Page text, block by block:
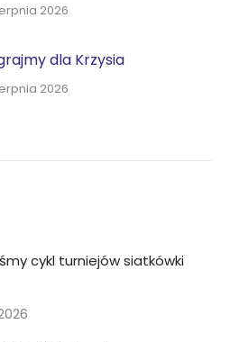
2026
dla Krzysia
2026
cykl turniejów siatkówki